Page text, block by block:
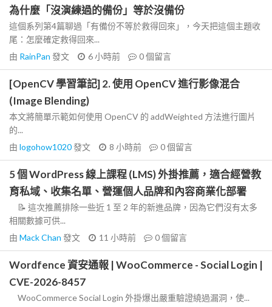
為什麼「沒演練過的備份」等於沒備份
這個系列第4篇聊過「有備份不等於救得回來」，今天把這個主題收
尾：怎麼確定救得回來...
由 RainPan 發文 6 小時前 0個留言
[OpenCV 學習筆記] 2. 使用 OpenCV 進行影像混合
(Image Blending)
本文將簡單示範如何使用 OpenCV 的 addWeighted 方法進行圖片
的...
由 logohow1020發文 8 小時前 0個留言
5 個 WordPress 線上課程 (LMS) 外掛推薦，適合經營教
育私域、收集名單、營運個人品牌和內容商業化部署
📝 這次推薦排除一些近 1 至 2 年的新進品牌，因為它們沒有太多
相關數據可供...
由 Mack Chan 發文 11 小時前 0個留言
Wordfence 資安通報 | WooCommerce - Social Login |
CVE-2026-8457
WooCommerce Social Login 外掛爆出嚴重驗證繞過漏洞，使...